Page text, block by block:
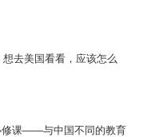
想去美国看看，应该怎么
修课——与中国不同的教育